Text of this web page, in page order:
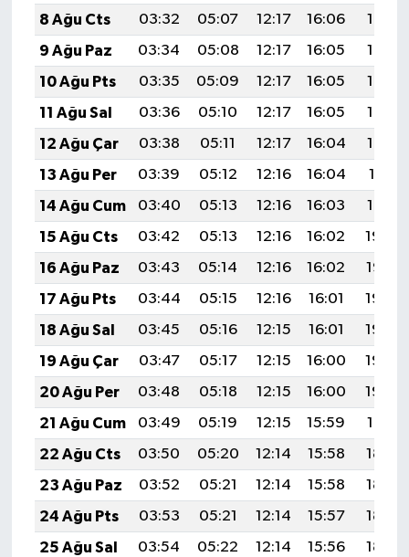
8 Ağu Cts
03:32 05:07 12:17 16:06
19:17
9 Ağu Paz
03:34 05:08 12:17 16:05
19:16
10 Ağu Pts
03:35 05:09 12:17 16:05
19:15
11 Ağu Sal
03:36 05:10 12:17 16:05
19:14
12 Ağu Çar
03:38 05:11 12:17 16:04
19:12
13 Ağu Per
03:39 05:12 12:16 16:04
19:11
14 Ağu Cum
03:40 05:13 12:16 16:03
19:10
15 Ağu Cts
03:42 05:13 12:16 16:02
19:09
16 Ağu Paz
03:43 05:14 12:16 16:02
19:07
17 Ağu Pts
03:44 05:15 12:16 16:01
19:06
18 Ağu Sal
03:45 05:16 12:15 16:01
19:05
19 Ağu Çar
03:47 05:17 12:15 16:00
19:03
20 Ağu Per
03:48 05:18 12:15 16:00
19:02
21 Ağu Cum
03:49 05:19 12:15 15:59
19:01
22 Ağu Cts
03:50 05:20 12:14 15:58
18:59
23 Ağu Paz
03:52 05:21 12:14 15:58
18:58
24 Ağu Pts
03:53 05:21 12:14 15:57
18:57
25 Ağu Sal
03:54 05:22 12:14 15:56 18:55